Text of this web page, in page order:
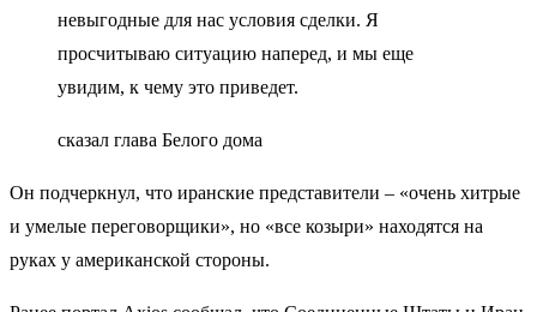
невыгодные для нас условия сделки. Я
просчитываю ситуацию наперед, и мы еще
увидим, к чему это приведет.
сказал глава Белого дома
Он подчеркнул, что иранские представители – «очень хитрые
и умелые переговорщики», но «все козыри» находятся на
руках у американской стороны.